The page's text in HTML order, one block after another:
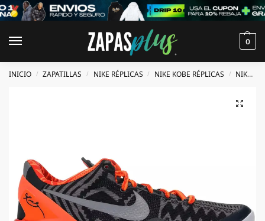
0
INICIO / ZAPATILLAS / NIKE RÉPLICAS / NIKE KOBE RÉPLICAS / NIKE KOBE 8 RÉPLICAS